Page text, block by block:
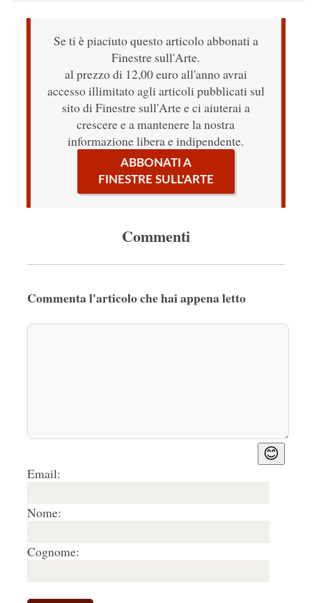
Se ti è piaciuto questo articolo abbonati a
Finestre sull'Arte.
al prezzo di 12,00 euro all'anno avrai
accesso illimitato agli articoli pubblicati sul
sito di Finestre sull'Arte e ci aiuterai a
crescere e a mantenere la nostra
informazione libera e indipendente.
ABBONATI A
FINESTRE SULL'ARTE
Commenti
Commenta l'articolo che hai appena letto
😊
Email:
Nome:
Cognome: